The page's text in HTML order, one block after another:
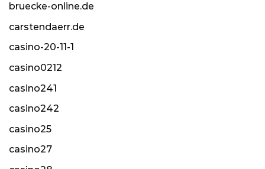
bruecke-online.de
carstendaerr.de
casino-20-11-1
casino0212
casino241
casino242
casino25
casino27